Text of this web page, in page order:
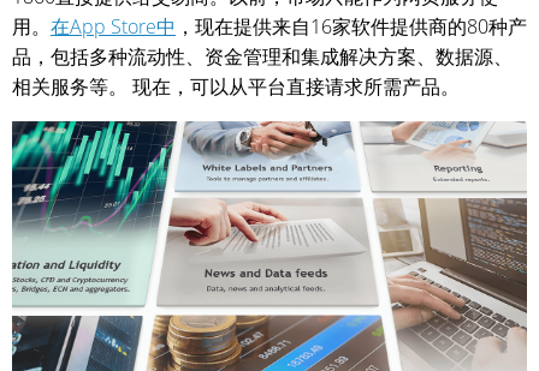
用。 在App Store中 ，现在提供来自16家软件提供商的80种产
品，包括多种流动性、资金管理和集成解决方案、数据源、
相关服务等。 现在，可以从平台直接请求所需产品。